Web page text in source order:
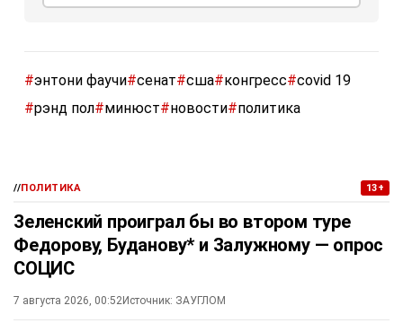
#энтони фаучи#сенат#сша#конгресс#covid 19
#рэнд пол#минюст#новости#политика
//ПОЛИТИКА 13+
Зеленский проиграл бы во втором туре
Федорову, Буданову* и Залужному — опрос
СОЦИС
7 августа 2026, 00:52Источник: ЗАУГЛОМ